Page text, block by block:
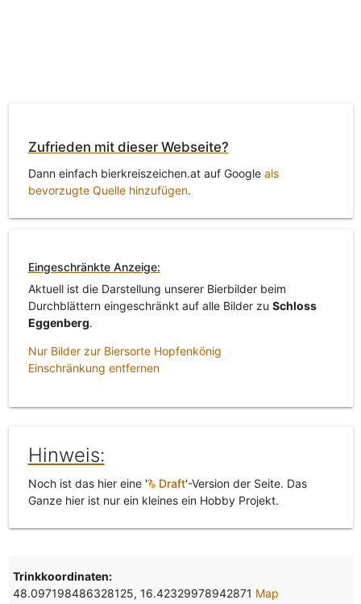
Zufrieden mit dieser Webseite?
Dann einfach bierkreiszeichen.at auf Google als
bevorzugte Quelle hinzufügen.
Eingeschränkte Anzeige:
Aktuell ist die Darstellung unserer Bierbilder beim
Durchblättern eingeschränkt auf alle Bilder zu Schloss
Eggenberg.
Nur Bilder zur Biersorte Hopfenkönig
Einschränkung entfernen
Hinweis:
Noch ist das hier eine ' Draft'-Version der Seite. Das
Ganze hier ist nur ein kleines ein Hobby Projekt.
Trinkkoordinaten:
48.097198486328125, 16.42329978942871 Map